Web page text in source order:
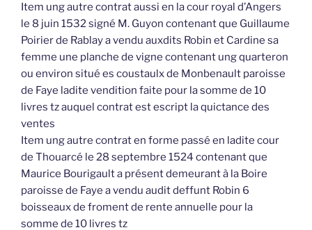
Item ung autre contrat aussi en la cour royal d’Angers
le 8 juin 1532 signé M. Guyon contenant que Guillaume
Poirier de Rablay a vendu auxdits Robin et Cardine sa
femme une planche de vigne contenant ung quarteron
ou environ situé es coustaulx de Monbenault paroisse
de Faye ladite vendition faite pour la somme de 10
livres tz auquel contrat est escript la quictance des
ventes
Item ung autre contrat en forme passé en ladite cour
de Thouarcé le 28 septembre 1524 contenant que
Maurice Bourigault a présent demeurant à la Boire
paroisse de Faye a vendu audit deffunt Robin 6
boisseaux de froment de rente annuelle pour la
somme de 10 livres tz